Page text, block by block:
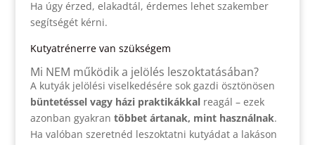
Ha úgy érzed, elakadtál, érdemes lehet szakember
segítségét kérni.
Kutyatrénerre van szükségem
Mi NEM működik a jelölés leszoktatásában?
A kutyák jelölési viselkedésére sok gazdi ösztönösen
büntetéssel vagy házi praktikákkalreagál – ezek
azonban gyakran többet ártanak, mint használnak.
Ha valóban szeretnéd leszoktatni kutyádat a lakáson